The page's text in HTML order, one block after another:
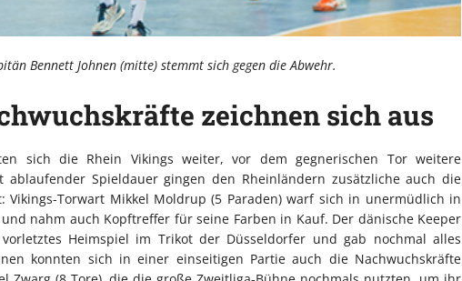
Bennett Johnen (mitte) stemmt sich gegen die Abwehr.
zeichnen sich aus
sich die Rhein Vikings weiter, vor dem gegnerischen Tor weitere
ablaufender Spieldauer gingen den Rheinländern zusätzliche auch die
Vikings-Torwart Mikkel Moldrup (5 Paraden) warf sich in unermüdlich in
nahm auch Kopftreffer für seine Farben in Kauf. Der dänische Keeper
Heimspiel im Trikot der Düsseldorfer und gab nochmal alles
konnten sich in einer einseitigen Partie auch die Nachwuchskräfte
INDUSTRIELLER CHIC: WIE
KUNSTSTOFFFENSTER DEN
LOFT-STIL IN IHREM
EINFAMILIENHAUS